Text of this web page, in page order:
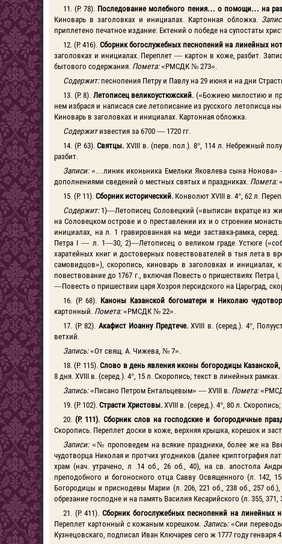
11. (Р. 78). Последование молебного пения… о помощи… на
Киноварь в заголовках и инициалах. Картонная обложка.
приплетено печатное издание: Ектений о победе на супостаты
12. (Р. 416). Сборник богослужебных песнопений на линейных
заголовках и инициалах. Переплет — картон в коже, разбит.
бытового содержания. Помета:«РМСДК № 273».
Содержит: песнопения Петру и Павлу на 29 июня и на дни
13. (Р. 8). Летописец великоустюжский. («Божиею милостию и
нем избрася и написася сие летописание из русского летописца
Киноварь в заголовках и инициалах. Картонная обложка.
Содержит известия за 6700 — 1720 гг.
14. (Р. 63).Святцы.XVIII в. (перв. пол.). 8°, 114 л. Небрежный
разбит.
Записи:«…линик иконьника Емельки Яковлева сына
дополнениями сведений о местных святых и праздниках. Помета:
15. (Р. 11). Сборник исторический. Конволют XVIII в. 4°, 62 л.
Содержит: 1)—Летописец Соловецкий («выписан вкратце из
на Соловецком острове и о преставлении их и о строении
инициалах, на л. 1 гравированная на меди заставка-рамка,
Петра I — л. 1—30; 2)—Летописец о великом граде Устюге
харатейных книг и достоверных повествователей в тыя лета
самовидцов»), скоропись, киноварь в заголовках и инициалах,
повествование до 1767 г., включая Повесть о пришествиях
—Повесть о пришествии царя Хозроя персидского на Царьград,
16. (Р. 68). Каноны Казанской богоматери и Николаю
картонный. Помета:«РМСДК № 22».
17. (Р. 82). Акафист Иоанну Предтече.XVIII в. (серед.). 4°,
ветхий.
Запись:«От свящ. А. Чижева, № 7».
18. (Р. 115).Слово в день явления иконы богородицы Казанской,
8 дня. XVIII в. (серед.). 4°, 15 л. Скоропись; текст в линейных
Запись:«Писано Петром Ентальцевым» — XVIII в. Помета:
19. (Р. 102). Страсти Христовы. XVIII в. (серед.). 4°, 80 л.
20.(Р. 111). Сборник слов на господские и богородичные
Скоропись. Переплет доски в коже, верхняя крышка, корешок и
Записи: «№ проповедем на всякие праздники, более же на
чудотворца Николая и протчих угодников (далее криптография
храм (нач. утрачено, л .14 об., 26 об., 40), на св. апостола
преподобного и богоносного отца Савву Освященного (л. 142,
Богородицы и приснодевы Марии (л. 206, 221 об., 238 об., 257
обрезание господне и на память Василия Кесарийского (л. 355,
21. (Р. 411). Сборник богослужебных песнопений на линейных
Переплет картонный с кожаным корешком. Запись: «Сии
Кузнецовскаго, подписал Иван Ключарев сего ж 1777 году генваря